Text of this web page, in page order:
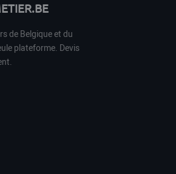
de Belgique et du
plateforme. Devis